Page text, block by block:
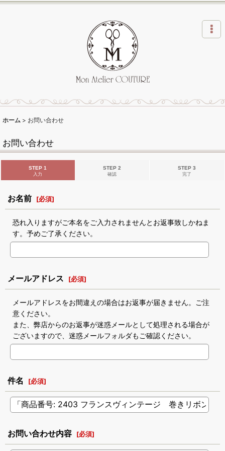
ホーム > お問い合わせ
お問い合わせ
STEP 1
入力
STEP 2
確認
STEP 3
完了
お名前 [必須]
恐れ入りますがご本名をご入力されませんとお返事致しかねま
す。予めご了承ください。
メールアドレス [必須]
メールアドレスをお間違えの場合はお返事が届きません。ご注
意ください。
また、弊店からのお返事が迷惑メールとして処理される場合が
ございますので、迷惑メールフォルダもご確認ください。
件名 [必須]
お問い合わせ内容 [必須]